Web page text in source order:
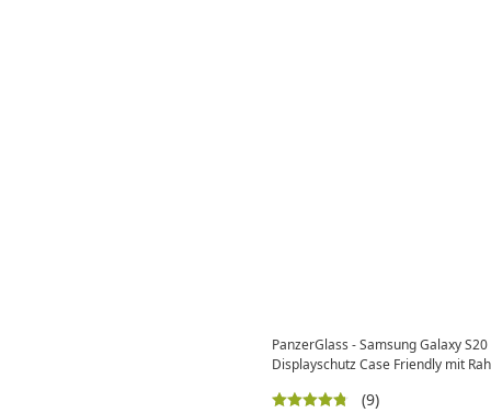
PanzerGlass - Samsung Galaxy
Displayschutz Case Friendly mit
(9)